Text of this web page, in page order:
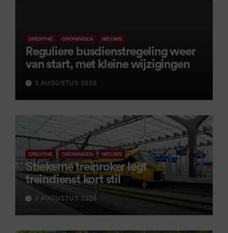
DRENTHE GRONINGEN NIEUWS
Reguliere busdienstregeling weer
van start, met kleine wijzigingen
5 AUGUSTUS 2026
DRENTHE GRONINGEN NIEUWS
Stiekeme treinroker legt
treindienst kort stil
2 AUGUSTUS 2026